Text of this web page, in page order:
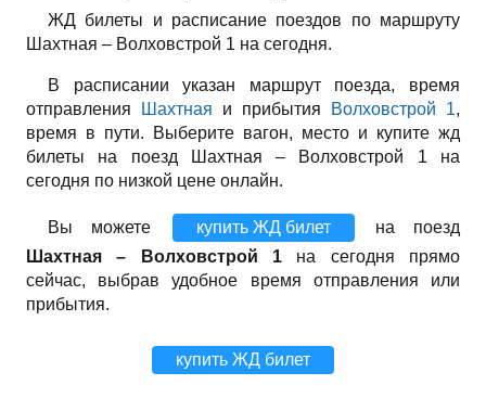
ЖД билеты и расписание поездов по маршруту
Шахтная – Волховстрой 1 на сегодня.
В расписании указан маршрут поезда, время
отправления
Шахтная и прибытия Волховстрой 1,
время в пути. Выберите вагон, место и купите жд
билеты на поезд Шахтная – Волховстрой 1 на
сегодня по низкой цене онлайн.
Вы можете купить ЖД билет
на поезд
Шахтная – Волховстрой 1 на сегодня прямо
сейчас, выбрав удобное время отправления или
прибытия.
купить ЖД билет